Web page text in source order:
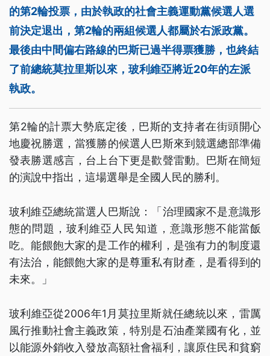
的第2輪投票，由於執政的社會主義運動黨候選人選
前決定退出，第2輪的兩組候選人都屬於右派政黨。
最後由中間偏右路線的巴斯已過半得票獲勝，也終結
了前總統莫拉里斯以來，玻利維亞將近20年的左派
執政。
第2輪的計票大勢底定後，巴斯的支持者在街頭開心
地慶祝勝選，當獲勝的候選人巴斯來到競選總部準備
發表勝選感言，台上台下更是歡聲雷動。巴斯在簡短
的演說中指出，這場選舉是全國人民的勝利。
玻利維亞總統當選人巴斯說：「治理國家不是意識形
態的問題，玻利維亞人民知道，意識形態不能當飯
吃。能餵飽大家的是工作的權利，是強有力的制度還
有法治，能餵飽大家的是尊重私有財產，是看得到的
未來。」
玻利維亞從2006年1月莫拉里斯就任總統以來，雷厲
風行推動社會主義政策，特別是石油產業國有化，並
以能源外銷收入發放高額社會福利，讓原住民和貧窮